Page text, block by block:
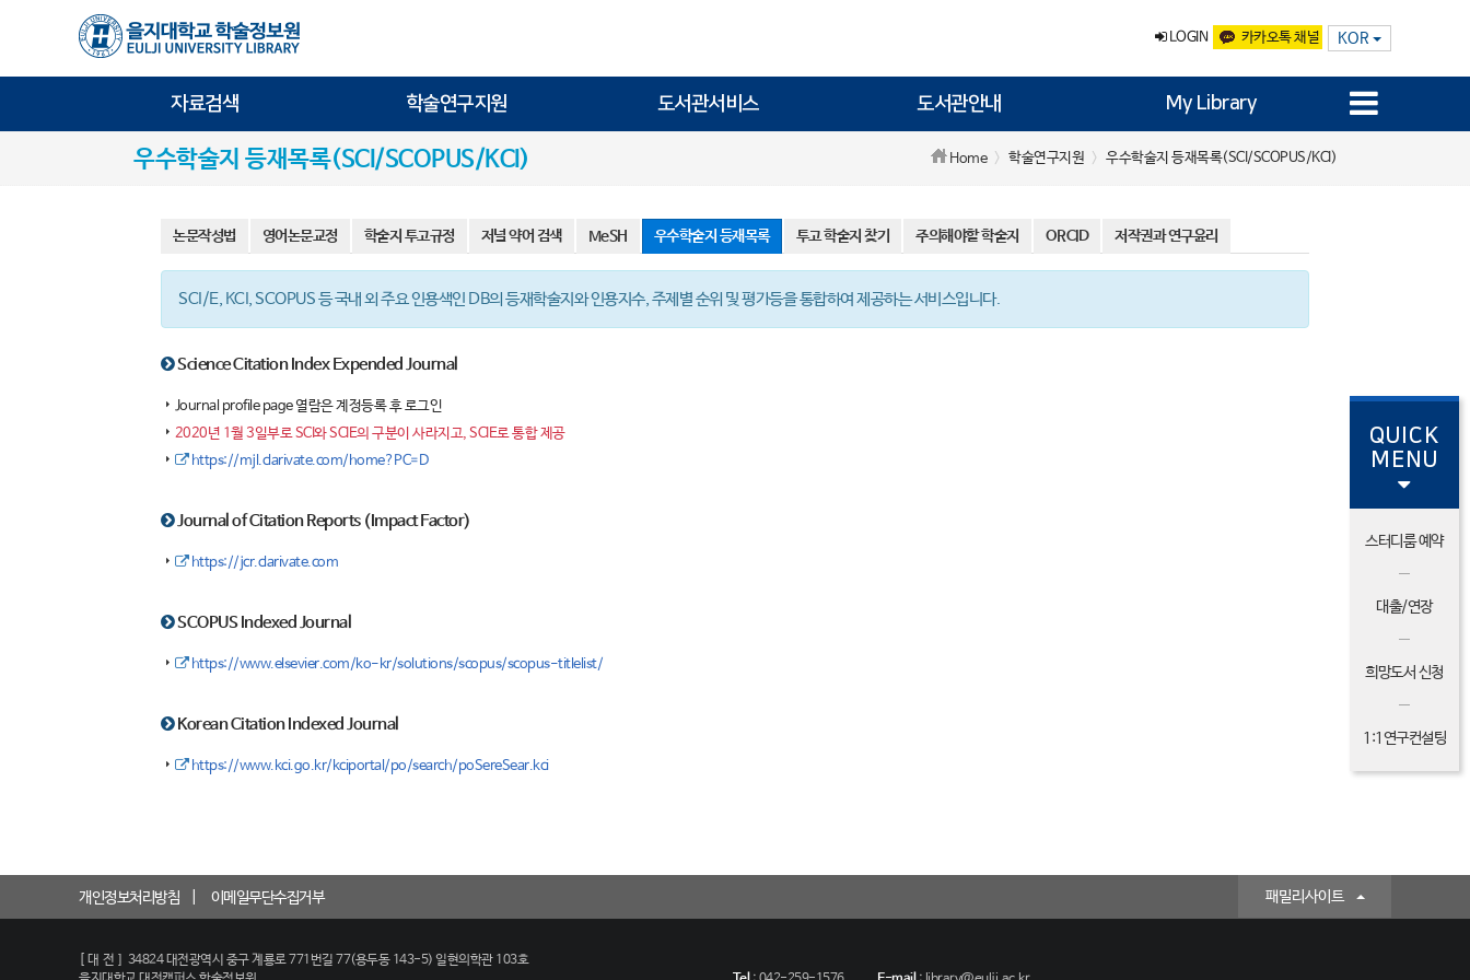
LOGIN 카카오톡 채널 KOR
자료검색 학술연구지원 도서관서비스 도서관안내 My Library
우수학술지 등재목록(SCI/SCOPUS/KCI) Home 학술연구지원 우수학술지 등재목록(SCI/SCOPUS/KCI)
논문작성법 영어논문교정 학술지 투고규정 저널 약어 검색 MeSH 우수학술지 등재목록 투고 학술지 찾기 주의해야할 학술지 ORCID 저작권과 연구윤리
SCI/E, KCI, SCOPUS 등 국내 외 주요 인용색인 DB의 등재학술지와 인용지수, 주제별 순위 및 평가등을 통합하여 제공하는 서비스입니다.
Science Citation Index Expended Journal
Journal profile page 열람은 계정등록 후 로그인
2020년 1월 3일부로 SCI와 SCIE의 구분이 사라지고, SCIE로 통합 제공
https://mjl.clarivate.com/home?PC=D
Journal of Citation Reports (Impact Factor)
https://jcr.clarivate.com
SCOPUS Indexed Journal
https://www.elsevier.com/ko-kr/solutions/scopus/scopus-titlelist/
Korean Citation Indexed Journal
https://www.kci.go.kr/kciportal/po/search/poSereSear.kci
QUICK
MENU
스터디룸 예약
대출/연장
희망도서 신청
1:1연구컨설팅
개인정보처리방침 이메일무단수집거부 패밀리사이트
[대전]
34824 대전광역시 중구 계룡로 771번길 77(용두동 143-5) 일현의학관 103호